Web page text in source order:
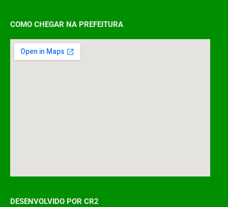
COMO CHEGAR NA PREFEITURA
DESENVOLVIDO POR CR2